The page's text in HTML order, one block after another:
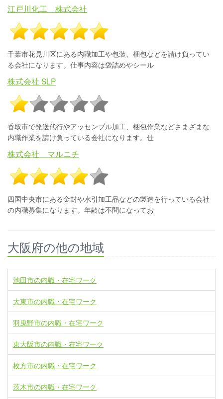
江戸川化工 株式会社
千葉市花見川区にある内職加工や包装、梱包などを請け負ってい
る会社になります。仕事内容は袋詰めやシール
株式会社 SLP
香取市で発送代行やアッセンブル加工、梱包作業などさまざまな
内職作業を請け負っている会社になります。仕
株式会社 マルニチ
四国中央市にある金封や水引加工品などの製造を行っている会社
の内職募集になります。年齢は不問になってお
大阪府の他の地域
池田市の内職・在宅ワーク
大東市の内職・在宅ワーク
羽曳野市の内職・在宅ワーク
東大阪市の内職・在宅ワーク
枚方市の内職・在宅ワーク
茨木市の内職・在宅ワーク